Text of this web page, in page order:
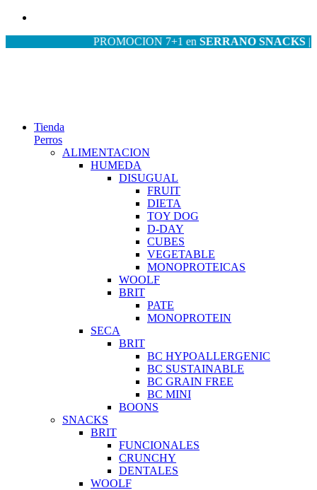
PROMOCION 7+1 enSERRANO SNACKS|
Tienda
Perros
ALIMENTACION
HUMEDA
DISUGUAL
FRUIT
DIETA
TOY DOG
D-DAY
CUBES
VEGETABLE
MONOPROTEICAS
WOOLF
BRIT
PATE
MONOPROTEIN
SECA
BRIT
BC HYPOALLERGENIC
BC SUSTAINABLE
BC GRAIN FREE
BC MINI
BOONS
SNACKS
BRIT
FUNCIONALES
CRUNCHY
DENTALES
WOOLF